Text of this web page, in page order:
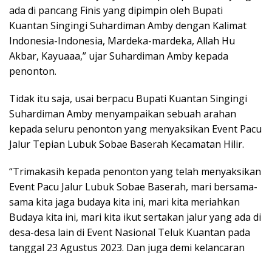
ada di pancang Finis yang dipimpin oleh Bupati
Kuantan Singingi Suhardiman Amby dengan Kalimat
Indonesia-Indonesia, Mardeka-mardeka, Allah Hu
Akbar, Kayuaaa,” ujar Suhardiman Amby kepada
penonton.
Tidak itu saja, usai berpacu Bupati Kuantan Singingi
Suhardiman Amby menyampaikan sebuah arahan
kepada seluru penonton yang menyaksikan Event Pacu
Jalur Tepian Lubuk Sobae Baserah Kecamatan Hilir.
“Trimakasih kepada penonton yang telah menyaksikan
Event Pacu Jalur Lubuk Sobae Baserah, mari bersama-
sama kita jaga budaya kita ini, mari kita meriahkan
Budaya kita ini, mari kita ikut sertakan jalur yang ada di
desa-desa lain di Event Nasional Teluk Kuantan pada
tanggal 23 Agustus 2023. Dan juga demi kelancaran